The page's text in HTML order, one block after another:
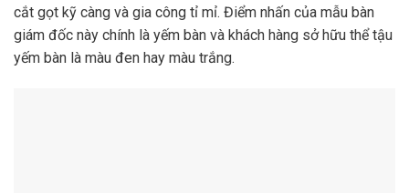
cắt gọt kỹ càng và gia công tỉ mỉ. Điểm nhấn của mẫu bàn
giám đốc này chính là yếm bàn và khách hàng sở hữu thể tậu
yếm bàn là màu đen hay màu trắng.